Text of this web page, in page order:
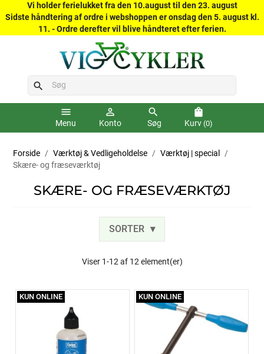
Vi holder ferielukket fra den 10.august til den 23. august
Sidste håndtering af ordre i webshoppen er onsdag den 5. august kl.
11. - Ordre derefter vil blive håndteret efter ferien.
search
menu
Menu
person_outline
Konto
search
Søg
shopping_bag
Kurv (0)
Forside Værktøj & Vedligeholdelse
Værktøj | special
Skære- og fræseværktøj
SKÆRE- OG FRÆSEVÆRKTØJ
SORTER
Viser 1-12 af 12 element(er)
KUN ONLINE KUN ONLINE